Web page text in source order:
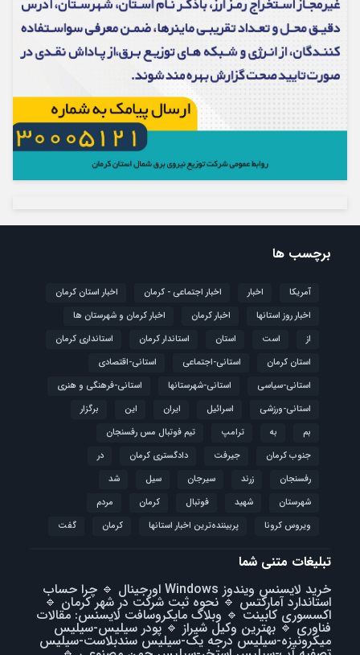
برچسب ها
آمریکا اخبار اخبار اجتماعی - کرمان
اخبار استان کرمان
اخبار روز استانها
اخبار کرمان
اخبار کرمان و شهرستان ها
از
است استان استاندار کرمان
استانداری کرمان
استان کرمان
استانی-اجتماعی
استانی-اقتصادی
استانی-سیاسی
استانی-شهرستانها
استانی-فرهنگی و هنری
استانی-ورزشی
اسرائیل ایران این
برگزار
بم
به ترامپ
تیم فوتبال مس رفسنجان
جنوب کرمان
جیرفت دادگستری کرمان
در
رفسنجان
زرند سیرجان سیل
شد
شهرستان
شهید فوتبال كرمان
مردم
ویروس کرونا
پربیننده‌ترین اخبار استانها کرمان گفت
تبلیغات متنی شما
خرید لایسنس ویندوز Windows اورجینال
🔹 چرا حساب
استاندارد آمارکتس 🔹نحوه ثبت شرکت در شهر کرمان 🔹
اکسسوری کابینت 🔹 وبلاگ مایکروسافت لایسنس: مقالات
فناوری🔹 بهترین وکیل شیراز 🔹پودر سیلیس-سیلیس
میکرونیزه-سیلیس درجه یک-سیلیس سندبلاست-سیلیس